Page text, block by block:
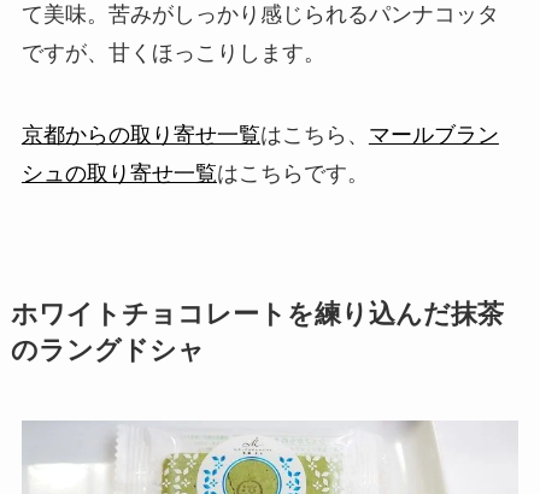
て美味。苦みがしっかり感じられるパンナコッタ
ですが、甘くほっこりします。
京都からの取り寄せ一覧はこちら、 マールブラン
シュの取り寄せ一覧はこちらです。
ホワイトチョコレートを練り込んだ抹茶
のラングドシャ